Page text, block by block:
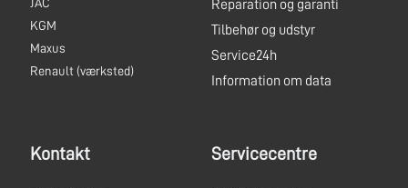
KGM
Maxus
Renault (værksted)
Reparation og garanti
Tilbehør og udstyr
Service24h
Information om data
Kontakt Servicecentre